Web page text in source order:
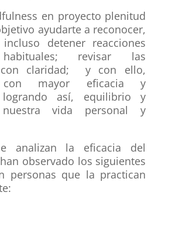
en proyecto plenitud
ayudarte a reconocer,
detener reacciones
revisar las
con claridad; y con ello,
con mayor eficacia y
logrando así, equilibrio y
vida personal y
analizan la eficacia del
observado los siguientes
personas que la practican